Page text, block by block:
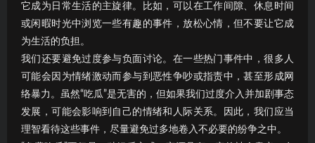
它成为日常生活的主旋律。比如，可以在工作间隙、休息时间
或闲暇时光中浏览一些有趣的事件，放松心情，但不要让它成
为生活的负担。
我们还要避免过度参与负面讨论。在一些热门事件中，很多人
可能会因为情绪激动而参与到恶性争吵或指责中，甚至形成网
络暴力。虽然“吃瓜”是无害的，但如果我们过度介入并加剧事态
发展，可能会影响到自己的情绪和人际关系。因此，我们应当
理智看待这些事件，尽量避免过多地卷入不必要的纷争之中。